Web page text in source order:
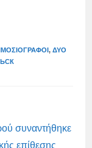
, ΔΎΟ
συναντήθηκε
επίθεσης